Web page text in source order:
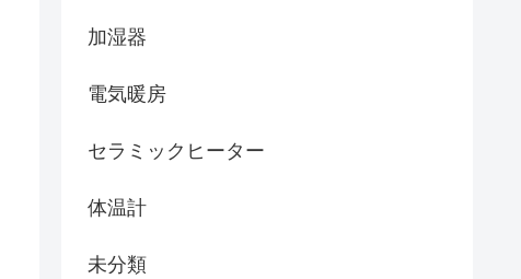
加湿器
電気暖房
セラミックヒーター
体温計
未分類